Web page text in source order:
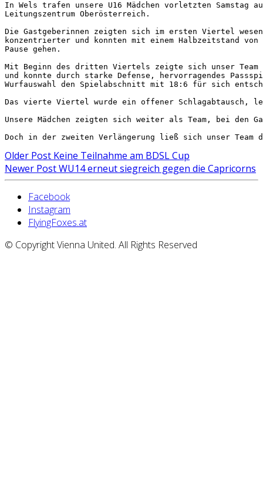
In Wels trafen unsere U16 Mädchen vorletzten Samstag
Leitungszentrum Oberösterreich.
Die Gastgeberinnen zeigten sich im ersten Viertel
konzentrierter und konnten mit einem Halbzeitstand
Pause gehen.
Mit Beginn des dritten Viertels zeigte sich unser Team
und konnte durch starke Defense, hervorragendes
Wurfauswahl den Spielabschnitt mit 18:6 für sich
Das vierte Viertel wurde ein offener Schlagabtausch,
Unsere Mädchen zeigten sich weiter als Team, bei
Doch in der zweiten Verlängerung ließ sich unser Team
Older Post Keine Teilnahme am BDSL Cup
Newer PostWU14 erneut siegreich gegen die Capricorns
Facebook
Instagram
FlyingFoxes.at
© Copyright Vienna United. All Rights Reserved